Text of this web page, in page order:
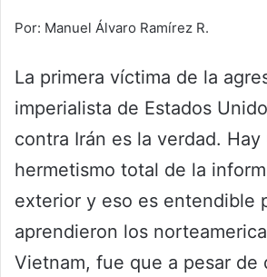
Por: Manuel Álvaro Ramírez R.
La primera víctima de la
imperialista de Estados
contra Irán es la verdad. Hay
hermetismo total de la
exterior y eso es entendible
aprendieron los
Vietnam, fue que a pesar de